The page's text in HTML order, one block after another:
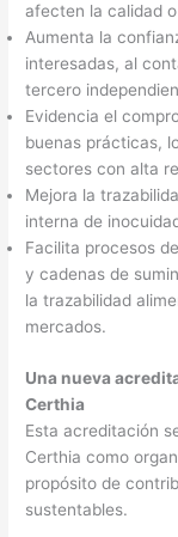
afecten la calidad
Aumenta la
interesadas, al
tercero
Evidencia el
buenas prácticas,
sectores con alta
Mejora la
interna de
Facilita procesos
y cadenas de
la trazabilidad
mercados.
Una nueva
Certhia
Esta acreditación
Certhia como
propósito de
sustentables.